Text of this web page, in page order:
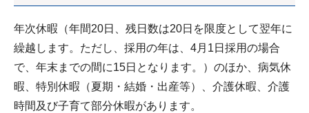
年次休暇（年間20日、残日数は20日を限度として翌年に
繰越します。ただし、採用の年は、4月1日採用の場合
で、年末までの間に15日となります。）のほか、病気休
暇、特別休暇（夏期・結婚・出産等）、介護休暇、介護
時間及び子育て部分休暇があります。